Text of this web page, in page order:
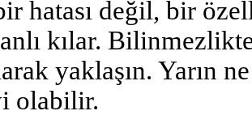
hatası değil, bir
kılar.
yaklaşın. Yarın
olabilir.